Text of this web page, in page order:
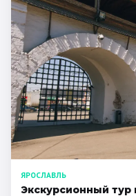
ЯРОСЛАВЛЬ
Экскурсионный тур